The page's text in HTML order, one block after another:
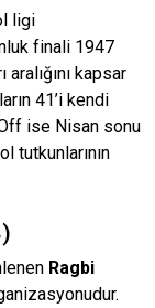
ligi
finali 1947
aralığını kapsar
41’i kendi
ise Nisan sonu
tutkunlarının
Ragbi